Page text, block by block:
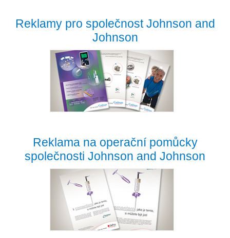
Reklamy pro společnost Johnson and
Johnson
Reklama na operační pomůcky
společnosti Johnson and Johnson